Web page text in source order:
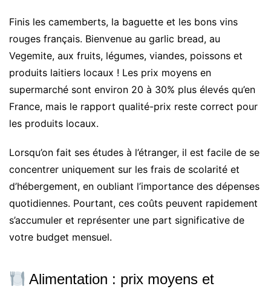
Finis les camemberts, la baguette et les bons vins
rouges français. Bienvenue au garlic bread, au
Vegemite, aux fruits, légumes, viandes, poissons et
produits laitiers locaux ! Les prix moyens en
supermarché sont environ 20 à 30% plus élevés qu’en
France, mais le rapport qualité-prix reste correct pour
les produits locaux.
Lorsqu’on fait ses études à l’étranger, il est facile de se
concentrer uniquement sur les frais de scolarité et
d’hébergement, en oubliant l’importance des dépenses
quotidiennes. Pourtant, ces coûts peuvent rapidement
s’accumuler et représenter une part significative de
votre budget mensuel.
Alimentation : prix moyens et